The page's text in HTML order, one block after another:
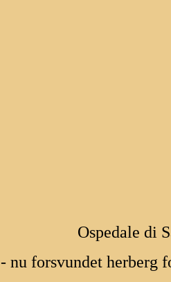
Ospedale di
- nu forsvundet herberg